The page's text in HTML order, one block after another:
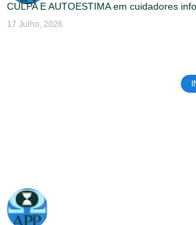
CULPA E AUTOESTIMA em cuidadores
17 Julho, 2026